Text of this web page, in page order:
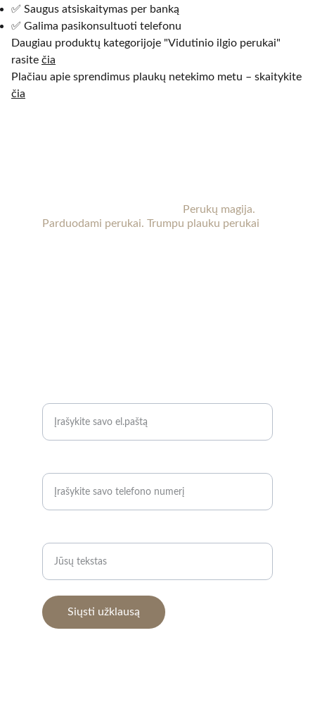
✅ Saugus atsiskaitymas per banką
✅ Galima pasikonsultuoti telefonu
Daugiau produktų kategorijoje "Vidutinio ilgio perukai"
rasite čia
Plačiau apie sprendimus plaukų netekimo metu – skaitykite
čia
Siųsti užklausą
Perukų magija.
Parduodami perukai. Trumpu plauku perukai